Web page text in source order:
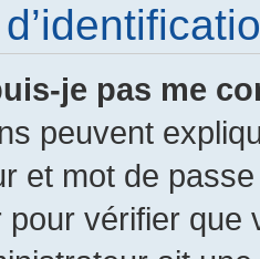
je pas me
peuvent
et mot de
pour vérifier